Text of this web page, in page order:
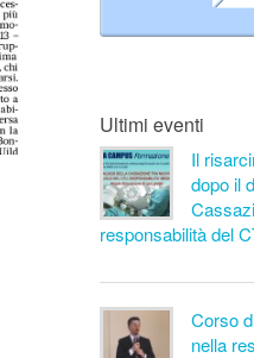
Ultimi eventi
Il
dopo il
responsabilità del
Corso
nella